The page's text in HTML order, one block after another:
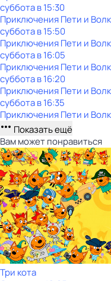
субботав15:30
Приключения Пети и
субботав15:50
Приключения Пети и
субботав16:05
Приключения Пети и
субботав16:20
Приключения Пети и
субботав16:35
Приключения Пети и
Показать ещё
Вам может понравиться
Три кота